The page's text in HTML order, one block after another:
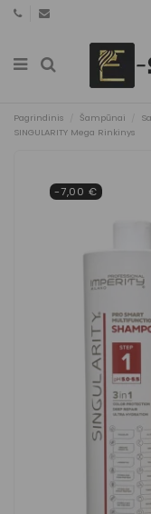
Pagrindinis Šampūnai
SINGULARITY Mega Rinkinys
-7,00 €